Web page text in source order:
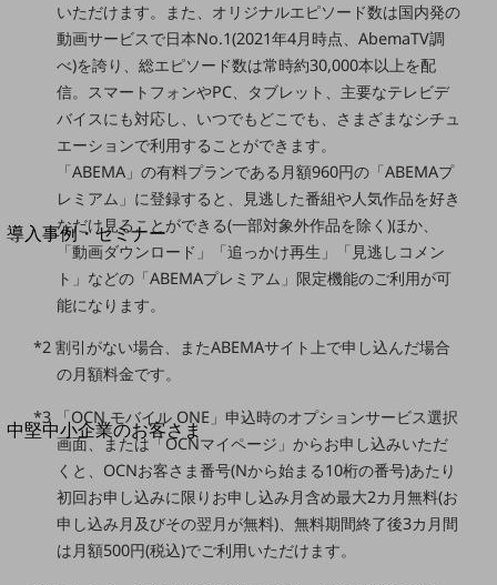
運用保守・故障紛失サポート
回線・ネットワーク
お手続き
別ウィンドウで開きます
サービスをご利用中のお客さま
導入事例・セミナー
導入事例TOP
最新の導入事例や注目の導入事例をご紹介します
セミナー
開催・出展する各種セミナー、イベント情報をご紹介します
別ウィンドウで開きます
中堅中小企業のお客さま
NTTドコモビジネスウォッチ
ビジネスお役立ち情報
旬な話題やお役立ち資料などDXの課題を
解決するヒントをお届けする記事サイト
新着記事
いただけます。また、オリジナルエピソード数は国内発の
動画サービスで日本No.1(2021年4月時点、AbemaTV調
べ)を誇り、総エピソード数は常時約30,000本以上を配
信。スマートフォンやPC、タブレット、主要なテレビデ
バイスにも対応し、いつでもどこでも、さまざまなシチュ
エーションで利用することができます。
「ABEMA」の有料プランである月額960円の「ABEMAプ
レミアム」に登録すると、見逃した番組や人気作品を好き
なだけ見ることができる(一部対象外作品を除く)ほか、
「動画ダウンロード」「追っかけ再生」「見逃しコメン
ト」などの「ABEMAプレミアム」限定機能のご利用が可
能になります。
*2 割引がない場合、またABEMAサイト上で申し込んだ場合
の月額料金です。
*3 「OCN モバイル ONE」申込時のオプションサービス選択
画面、または「OCNマイページ」からお申し込みいただ
くと、OCNお客さま番号(Nから始まる10桁の番号)あたり
初回お申し込みに限りお申し込み月含め最大2カ月無料(お
申し込み月及びその翌月が無料)、無料期間終了後3カ月間
は月額500円(税込)でご利用いただけます。